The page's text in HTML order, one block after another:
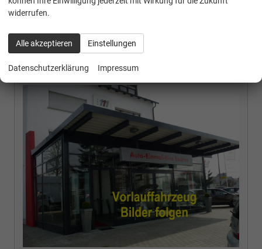
Skoda Superb Combi
widerrufen.
Alle akzeptieren Einstellungen
Datenschutzerklärung Impressum